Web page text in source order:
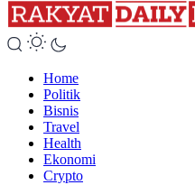
Home
Politik
Bisnis
Travel
Health
Ekonomi
Crypto